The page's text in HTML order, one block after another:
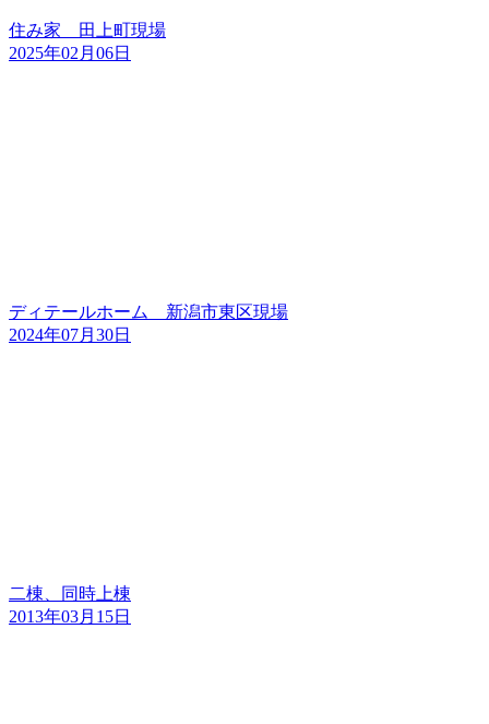
住み家 田上町現場
2025年02月06日
ディテールホーム 新潟市東区現場
2024年07月30日
二棟、同時上棟
2013年03月15日